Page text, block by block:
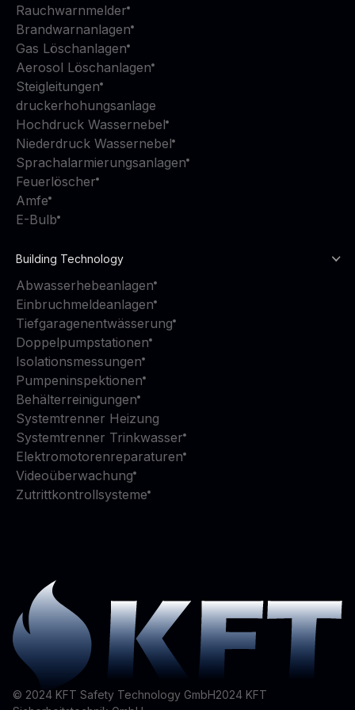
Rauchwarnmelder
Brandwarnanlagen
Gas Löschanlagen
Aerosol Löschanlagen
Steigleitungen
druckerhohungsanlage
Hochdruck Wassernebel
Niederdruck Wassernebel
Sprachalarmierungsanlagen
Feuerlöscher
Amfe
E-Bulb
Building Technology
Abwasserhebeanlagen
Einbruchmeldeanlagen
Tiefgaragenentwässerung
Doppelpumpstationen
Isolationsmessungen
Pumpeninspektionen
Behälterreinigungen
Systemtrenner Heizung
Systemtrenner Trinkwasser
Elektromotorenreparaturen
Videoüberwachung
Zutrittkontrollsysteme
© 2024 KFT Safety Technology GmbH2024 KFT